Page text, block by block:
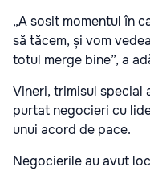
„A sosit momentul în
să tăcem, și vom
totul merge bine”, a
Vineri, trimisul special
purtat negocieri cu
unui acord de pace.
Negocierile au avut